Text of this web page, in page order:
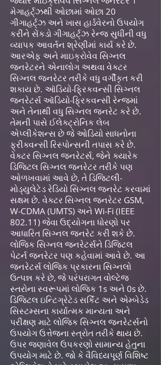
મેગાહર્ટ્ઝથી ઓછામાં ઓછા 20
ગીગાહર્ટ્ઝ અને ખાસ હાર્ડવેરનો ઉપયોગ
કરીને સેંકડો ગીગાહર્ટ્ઝ રેન્જ સુધીની વધુ
વ્યાપક આવર્તન શ્રેણીમાં કાર્ય કરે છે.
આરએફ અને માઇક્રોવેવ સિગ્નલ
જનરેટરને એનાલોગ અથવા વેક્ટર
સિગ્નલ જનરેટર તરીકે વધુ વર્ગીકૃત કરી
શકાય છે. ઑડિયો-ફ્રિકવન્સી સિગ્નલ
જનરેટર્સ ઑડિયો-ફ્રિકવન્સી રેન્જમાં
અને તેનાથી વધુ સિગ્નલ જનરેટ કરે છે.
તેમની પાસે ઈલેક્ટ્રોનિક લેબ
એપ્લીકેશન્સ છે જે ઓડિયો સાધનોના
ફ્રીક્વન્સી રિસ્પોન્સની તપાસ કરે છે.
વેક્ટર સિગ્નલ જનરેટર્સ, જેને ક્યારેક
ડિજિટલ સિગ્નલ જનરેટર તરીકે પણ
ઓળખવામાં આવે છે, તે ડિજિટલી-
મોડ્યુલેટેડ રેડિયો સિગ્નલ જનરેટ કરવામાં
સક્ષમ છે. વેક્ટર સિગ્નલ જનરેટર GSM,
W-CDMA (UMTS) અને Wi-Fi (IEEE
802.11) જેવા ઉદ્યોગના ધોરણો પર
આધારિત સિગ્નલ જનરેટ કરી શકે છે.
લોજિક સિગ્નલ જનરેટર્સને ડિજિટલ
પેટર્ન જનરેટર પણ કહેવામાં આવે છે. આ
જનરેટર્સ લોજિક પ્રકારના સિગ્નલો
ઉત્પન્ન કરે છે, જે પરંપરાગત વોલ્ટેજ
સ્તરોના સ્વરૂપમાં લોજિક 1s અને 0s છે.
ડિજિટલ ઇન્ટિગ્રેટેડ સર્કિટ અને એમ્બેડેડ
સિસ્ટમ્સના કાર્યાત્મક માન્યતા અને
પરીક્ષણ માટે લોજિક સિગ્નલ જનરેટર્સનો
ઉપયોગ ઉત્તેજના સ્ત્રોત તરીકે થાય છે.
ઉપર જણાવેલ ઉપકરણો સામાન્ય હેતુના
ઉપયોગ માટે છે. જો કે વૈવિધ્યપૂર્ણ વિશિષ્ટ